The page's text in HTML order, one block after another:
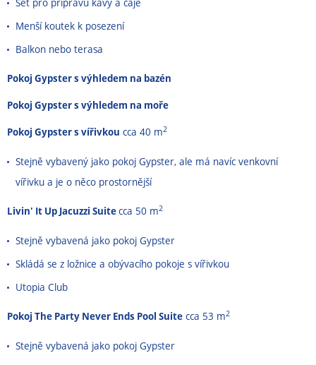
Menší koutek k posezení
Balkon nebo terasa
Pokoj Gypster s výhledem na bazén
Pokoj Gypster s výhledem na moře
Pokoj Gypster s vířivkou cca 40 m2
Stejně vybavený jako pokoj Gypster, ale má navíc venkovní
vířivku a je o něco prostornější
Livin' It Up Jacuzzi Suitecca 50 m2
Stejně vybavená jako pokoj Gypster
Skládá se z ložnice a obývacího pokoje s vířivkou
Utopia Club
Pokoj The Party Never Ends Pool Suite cca 53 m2
Stejně vybavená jako pokoj Gypster